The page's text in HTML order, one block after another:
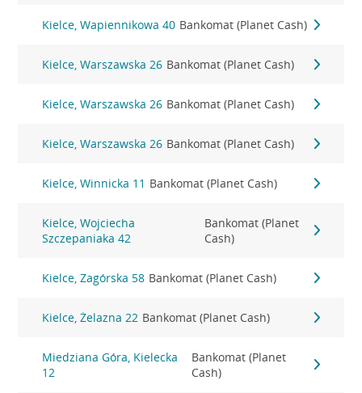
Kielce, Wapiennikowa 40 Bankomat (Planet Cash)
Kielce, Warszawska 26 Bankomat (Planet Cash)
Kielce, Warszawska 26 Bankomat (Planet Cash)
Kielce, Warszawska 26 Bankomat (Planet Cash)
Kielce, Winnicka 11 Bankomat (Planet Cash)
Kielce, Wojciecha
Szczepaniaka 42
Bankomat (Planet
Cash)
Kielce, Zagórska 58 Bankomat (Planet Cash)
Kielce, Żelazna 22 Bankomat (Planet Cash)
Miedziana Góra, Kielecka
12
Bankomat (Planet
Cash)